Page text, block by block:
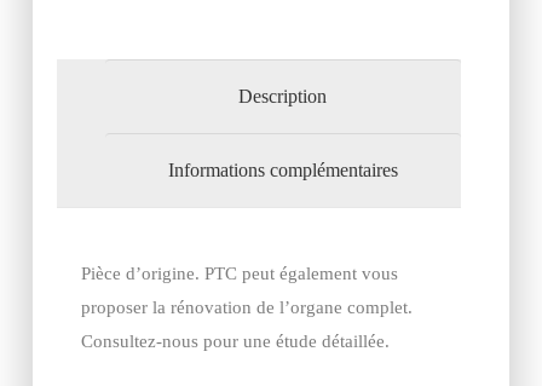
Description
Informations complémentaires
Pièce d’origine. PTC peut également vous
proposer la rénovation de l’organe complet.
Consultez-nous pour une étude détaillée.